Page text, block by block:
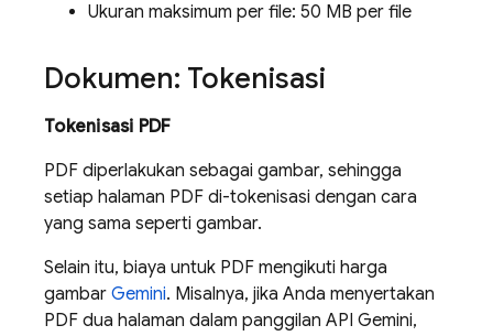
Ukuran maksimum per file: 50 MB per file
Dokumen: Tokenisasi
Tokenisasi PDF
PDF diperlakukan sebagai gambar, sehingga
setiap halaman PDF di-tokenisasi dengan cara
yang sama seperti gambar.
Selain itu, biaya untuk PDF mengikuti harga
gambar Gemini. Misalnya, jika Anda menyertakan
PDF dua halaman dalam panggilan API Gemini,